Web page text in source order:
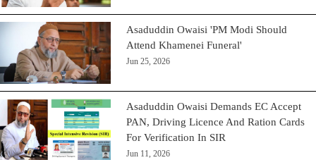
Asaduddin Owaisi 'PM Modi Should
Attend Khamenei Funeral'
Jun 25, 2026
Asaduddin Owaisi Demands EC Accept
PAN, Driving Licence And Ration Cards
For Verification In SIR
Jun 11, 2026